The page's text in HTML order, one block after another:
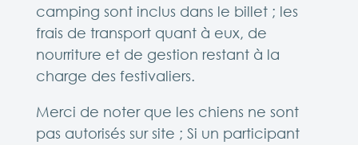
camping sont inclus dans le billet ; les
frais de transport quant à eux, de
nourriture et de gestion restant à la
charge des festivaliers.
Merci de noter que les chiens ne sont
pas autorisés sur site ; Si un participant